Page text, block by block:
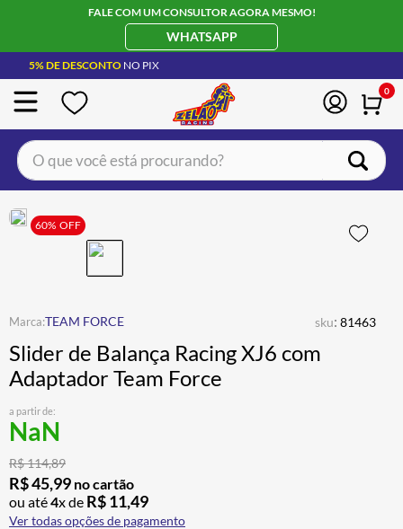
FALE COM UM CONSULTOR AGORA MESMO!
WHATSAPP
5% DE DESCONTO NO PIX
0
O que você está procurando?
60% OFF
TEAM FORCE sku: 81463
Slider de Balança Racing XJ6 com
Adaptador Team Force
a partir de:
NaN
R$114,89
R$45,99 no cartão
ou até4x de R$11,49
Ver todas opções de pagamento
1º CAPACETE LS2
BOTA
4º ÓCULOS SOLAR
5 º LUVA
6º BAU
7º
9º CALÇA
10º BOTAS